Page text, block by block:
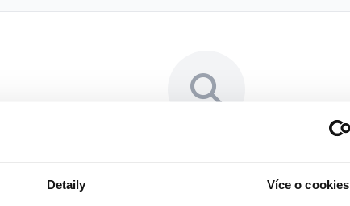
Detaily Více o cookies